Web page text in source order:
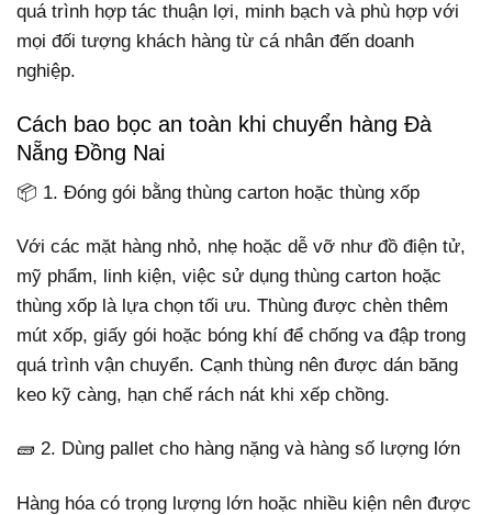
quá trình hợp tác thuận lợi, minh bạch và phù hợp với
mọi đối tượng khách hàng từ cá nhân đến doanh
nghiệp.
Cách bao bọc an toàn khi chuyển hàng Đà
Nẵng Đồng Nai
📦 1. Đóng gói bằng thùng carton hoặc thùng xốp
Với các mặt hàng nhỏ, nhẹ hoặc dễ vỡ như đồ điện tử,
mỹ phẩm, linh kiện, việc sử dụng thùng carton hoặc
thùng xốp là lựa chọn tối ưu. Thùng được chèn thêm
mút xốp, giấy gói hoặc bóng khí để chống va đập trong
quá trình vận chuyển. Cạnh thùng nên được dán băng
keo kỹ càng, hạn chế rách nát khi xếp chồng.
🧱 2. Dùng pallet cho hàng nặng và hàng số lượng lớn
Hàng hóa có trọng lượng lớn hoặc nhiều kiện nên được